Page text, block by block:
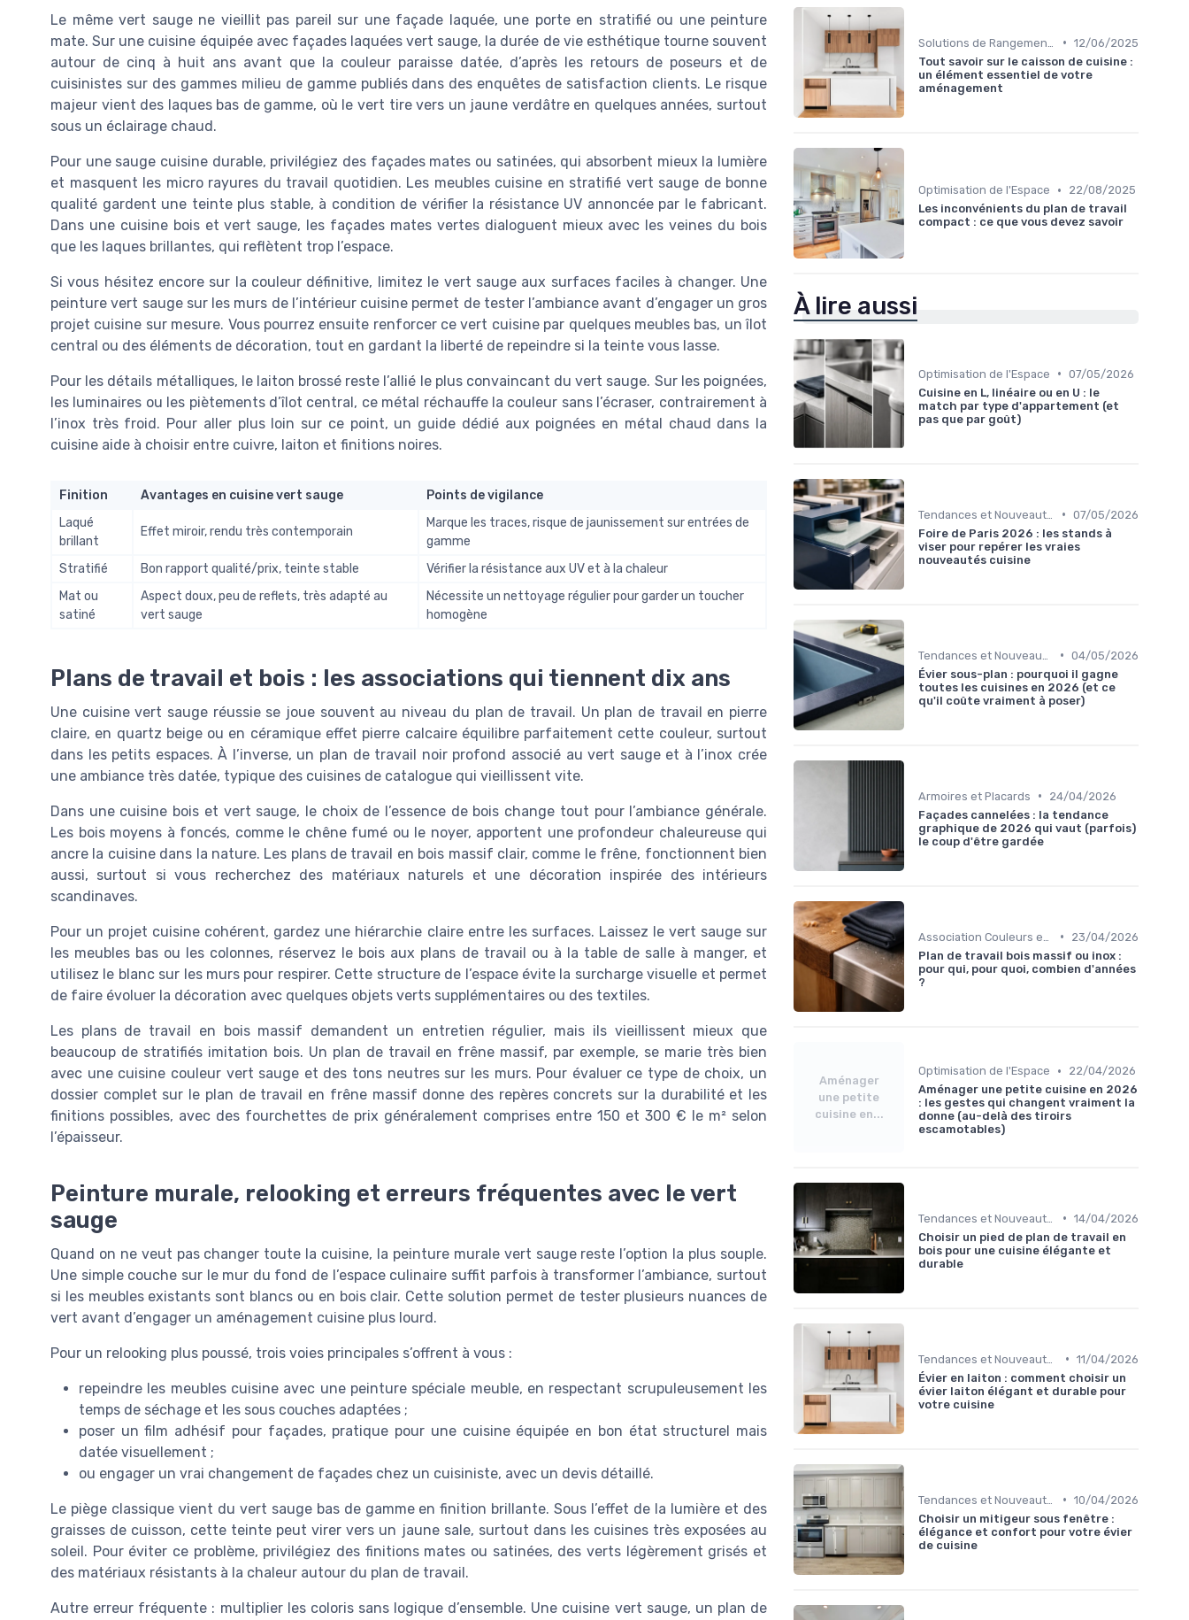
Le même vert sauge ne vieillit pas pareil sur une façade laquée, une porte en stratifié ou une peinture
mate. Sur une cuisine équipée avec façades laquées vert sauge, la durée de vie esthétique tourne souvent
autour de cinq à huit ans avant que la couleur paraisse datée, d’après les retours de poseurs et de
cuisinistes sur des gammes milieu de gamme publiés dans des enquêtes de satisfaction clients. Le risque
majeur vient des laques bas de gamme, où le vert tire vers un jaune verdâtre en quelques années, surtout
sous un éclairage chaud.
Pour une sauge cuisine durable, privilégiez des façades mates ou satinées, qui absorbent mieux la lumière
et masquent les micro rayures du travail quotidien. Les meubles cuisine en stratifié vert sauge de bonne
qualité gardent une teinte plus stable, à condition de vérifier la résistance UV annoncée par le fabricant.
Dans une cuisine bois et vert sauge, les façades mates vertes dialoguent mieux avec les veines du bois
que les laques brillantes, qui reflètent trop l’espace.
Si vous hésitez encore sur la couleur définitive, limitez le vert sauge aux surfaces faciles à changer. Une
peinture vert sauge sur les murs de l’intérieur cuisine permet de tester l’ambiance avant d’engager un gros
projet cuisine sur mesure. Vous pourrez ensuite renforcer ce vert cuisine par quelques meubles bas, un îlot
central ou des éléments de décoration, tout en gardant la liberté de repeindre si la teinte vous lasse.
Pour les détails métalliques, le laiton brossé reste l’allié le plus convaincant du vert sauge. Sur les poignées,
les luminaires ou les piètements d’îlot central, ce métal réchauffe la couleur sans l’écraser, contrairement à
l’inox très froid. Pour aller plus loin sur ce point, un guide dédié aux poignées en métal chaud dans la
cuisine aide à choisir entre cuivre, laiton et finitions noires.
Finition Avantages en cuisine vert sauge
Points de vigilance
Laqué
brillant
Effet miroir, rendu très contemporain
Marque les traces, risque de jaunissement sur entrées de
gamme
Stratifié
Bon rapport qualité/prix, teinte stable
Vérifier la résistance aux UV et à la chaleur
Mat ou
satiné
Aspect doux, peu de reflets, très adapté au
vert sauge
Nécessite un nettoyage régulier pour garder un toucher
homogène
Plans de travail et bois : les associations qui tiennent dix ans
Une cuisine vert sauge réussie se joue souvent au niveau du plan de travail. Un plan de travail en pierre
claire, en quartz beige ou en céramique effet pierre calcaire équilibre parfaitement cette couleur, surtout
dans les petits espaces. À l’inverse, un plan de travail noir profond associé au vert sauge et à l’inox crée
une ambiance très datée, typique des cuisines de catalogue qui vieillissent vite.
Dans une cuisine bois et vert sauge, le choix de l’essence de bois change tout pour l’ambiance générale.
Les bois moyens à foncés, comme le chêne fumé ou le noyer, apportent une profondeur chaleureuse qui
ancre la cuisine dans la nature. Les plans de travail en bois massif clair, comme le frêne, fonctionnent bien
aussi, surtout si vous recherchez des matériaux naturels et une décoration inspirée des intérieurs
scandinaves.
Pour un projet cuisine cohérent, gardez une hiérarchie claire entre les surfaces. Laissez le vert sauge sur
les meubles bas ou les colonnes, réservez le bois aux plans de travail ou à la table de salle à manger, et
utilisez le blanc sur les murs pour respirer. Cette structure de l’espace évite la surcharge visuelle et permet
de faire évoluer la décoration avec quelques objets verts supplémentaires ou des textiles.
Les plans de travail en bois massif demandent un entretien régulier, mais ils vieillissent mieux que
beaucoup de stratifiés imitation bois. Un plan de travail en frêne massif, par exemple, se marie très bien
avec une cuisine couleur vert sauge et des tons neutres sur les murs. Pour évaluer ce type de choix, un
dossier complet sur le plan de travail en frêne massif donne des repères concrets sur la durabilité et les
finitions possibles, avec des fourchettes de prix généralement comprises entre 150 et 300 € le m² selon
l’épaisseur.
Peinture murale, relooking et erreurs fréquentes avec le vert
sauge
Quand on ne veut pas changer toute la cuisine, la peinture murale vert sauge reste l’option la plus souple.
Une simple couche sur le mur du fond de l’espace culinaire suffit parfois à transformer l’ambiance, surtout
si les meubles existants sont blancs ou en bois clair. Cette solution permet de tester plusieurs nuances de
vert avant d’engager un aménagement cuisine plus lourd.
Pour un relooking plus poussé, trois voies principales s’offrent à vous :
repeindre les meubles cuisine avec une peinture spéciale meuble, en respectant scrupuleusement les
temps de séchage et les sous couches adaptées ;
poser un film adhésif pour façades, pratique pour une cuisine équipée en bon état structurel mais
datée visuellement ;
ou engager un vrai changement de façades chez un cuisiniste, avec un devis détaillé.
Le piège classique vient du vert sauge bas de gamme en finition brillante. Sous l’effet de la lumière et des
graisses de cuisson, cette teinte peut virer vers un jaune sale, surtout dans les cuisines très exposées au
soleil. Pour éviter ce problème, privilégiez des finitions mates ou satinées, des verts légèrement grisés et
des matériaux résistants à la chaleur autour du plan de travail.
Autre erreur fréquente : multiplier les coloris sans logique d’ensemble. Une cuisine vert sauge, un plan de
• 12/06/2025
Tout savoir sur le caisson de cuisine :
un élément essentiel de votre
aménagement
Optimisation de l'Espace •
22/08/2025
Les inconvénients du plan de travail
compact : ce que vous devez savoir
À lire aussi
Optimisation de l'Espace • 07/05/2026
Cuisine en L, linéaire ou en U : le
match par type d'appartement (et
pas que par goût)
• 07/05/2026
Foire de Paris 2026 : les stands à
viser pour repérer les vraies
nouveautés cuisine
• 04/05/2026
Évier sous-plan : pourquoi il gagne
toutes les cuisines en 2026 (et ce
qu'il coûte vraiment à poser)
Armoires et Placards •
24/04/2026
Façades cannelées : la tendance
graphique de 2026 qui vaut (parfois)
le coup d'être gardée
•
23/04/2026
Plan de travail bois massif ou inox :
pour qui, pour quoi, combien d'années
?
Aménager
une petite
cuisine en...
Optimisation de l'Espace •
22/04/2026
Aménager une petite cuisine en 2026
: les gestes qui changent vraiment la
donne (au-delà des tiroirs
escamotables)
• 14/04/2026
Choisir un pied de plan de travail en
bois pour une cuisine élégante et
durable
• 11/04/2026
Évier en laiton : comment choisir un
évier laiton élégant et durable pour
votre cuisine
• 10/04/2026
Choisir un mitigeur sous fenêtre :
élégance et confort pour votre évier
de cuisine